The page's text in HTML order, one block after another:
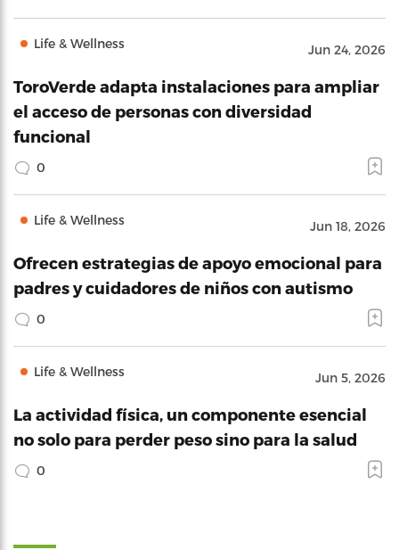
Life & Wellness Jun 24, 2026
ToroVerde adapta instalaciones para ampliar
el acceso de personas con diversidad
funcional
0
Life & Wellness Jun 18, 2026
Ofrecen estrategias de apoyo emocional para
padres y cuidadores de niños con autismo
0
Life & Wellness Jun 5, 2026
La actividad física, un componente esencial
no solo para perder peso sino para la salud
0